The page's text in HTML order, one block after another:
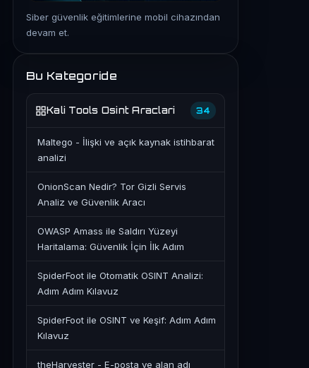
Siber güvenlik eğitimlerine mobil cihazından
devam et.
Bu Kategoride
Kali Tools Osint Araclari 34
Maltego - İlişki ve açık kaynak istihbarat
analizi
OnionScan Nedir? Tor Gizli Servis
Analiz ve Güvenlik Aracı
OWASP Amass ile Saldırı Yüzeyi
Haritalama: Güvenlik İçin İlk Adım
SpiderFoot ile Otomatik OSINT Analizi:
Adım Adım Kılavuz
SpiderFoot ile OSINT ve Keşif: Adım Adım
Kılavuz
theHarvester - E-posta ve alan adı